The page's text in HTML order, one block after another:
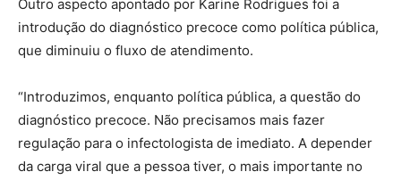
Outro aspecto apontado por Karine Rodrigues foi a
introdução do diagnóstico precoce como política pública,
que diminuiu o fluxo de atendimento.
“Introduzimos, enquanto política pública, a questão do
diagnóstico precoce. Não precisamos mais fazer
regulação para o infectologista de imediato. A depender
da carga viral que a pessoa tiver, o mais importante no